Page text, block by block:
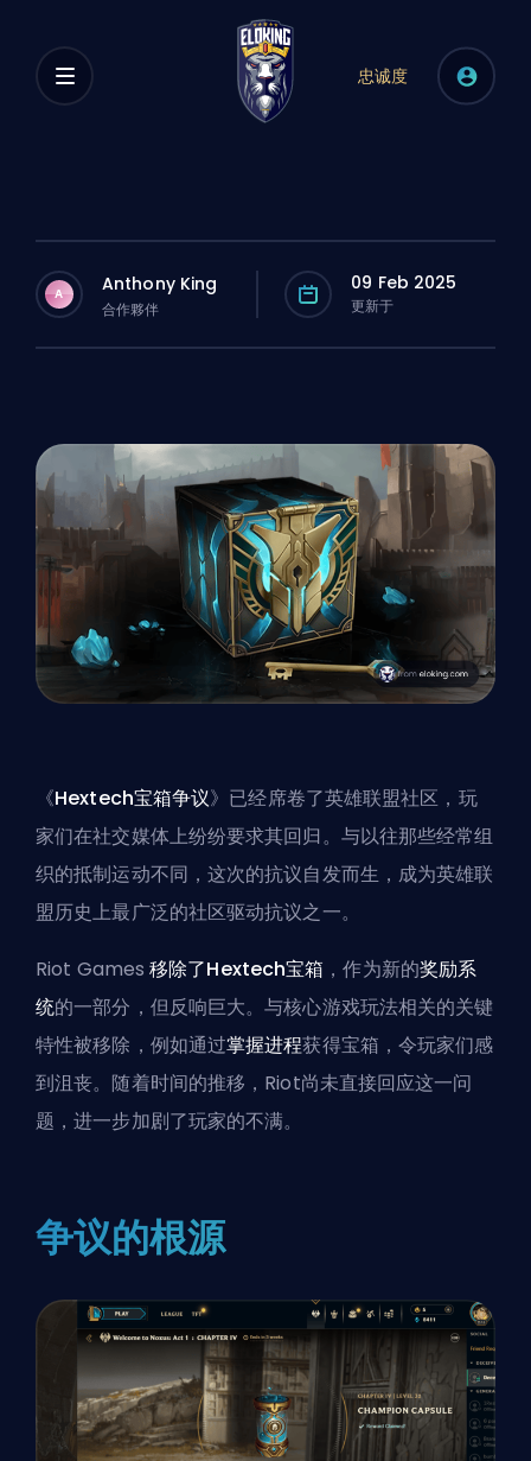
忠诚度
A Anthony King
合作夥伴
09 Feb 2025
更新于
《Hextech宝箱争议》已经席卷了英雄联盟社区，玩
家们在社交媒体上纷纷要求其回归。与以往那些经常组
织的抵制运动不同，这次的抗议自发而生，成为英雄联
盟历史上最广泛的社区驱动抗议之一。
Riot Games移除了Hextech宝箱 ，作为新的奖励系
统的一部分，但反响巨大。与核心游戏玩法相关的关键
特性被移除，例如通过掌握进程获得宝箱，令玩家们感
到沮丧。随着时间的推移，Riot尚未直接回应这一问
题，进一步加剧了玩家的不满。
争议的根源